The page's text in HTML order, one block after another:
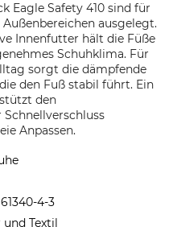
Eagle Safety 410 sind für
ausgelegt.
Innenfutter hält die Füße
Schuhklima. Für
sorgt die dämpfende
den Fuß stabil führt. Ein
den
Anpassen.
4-3
Textil